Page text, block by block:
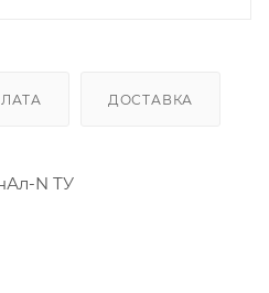
ДОСТАВКА
N ТУ